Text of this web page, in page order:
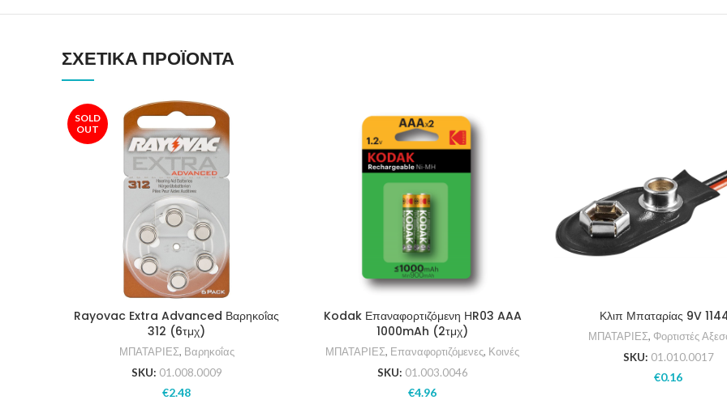
ΣΧΕΤΙΚΆ ΠΡΟΪΌΝΤΑ
SOLD
OUT
Rayovac Extra Advanced Βαρηκοΐας
312 (6τμχ)
ΜΠΑΤΑΡΙΕΣ, Βαρηκοΐας
SKU: 01.008.0009
€2.48
Kodak Επαναφορτιζόμενη ΗR03 AAA
1000mAh (2τμχ)
ΜΠΑΤΑΡΙΕΣ, Επαναφορτιζόμενες, Κοινές
SKU: 01.003.0046
€4.96
Κλιπ Μπαταρίας 9V
ΜΠΑΤΑΡΙΕΣ, Φορτιστές
SKU: 01.010.0017
€0.16